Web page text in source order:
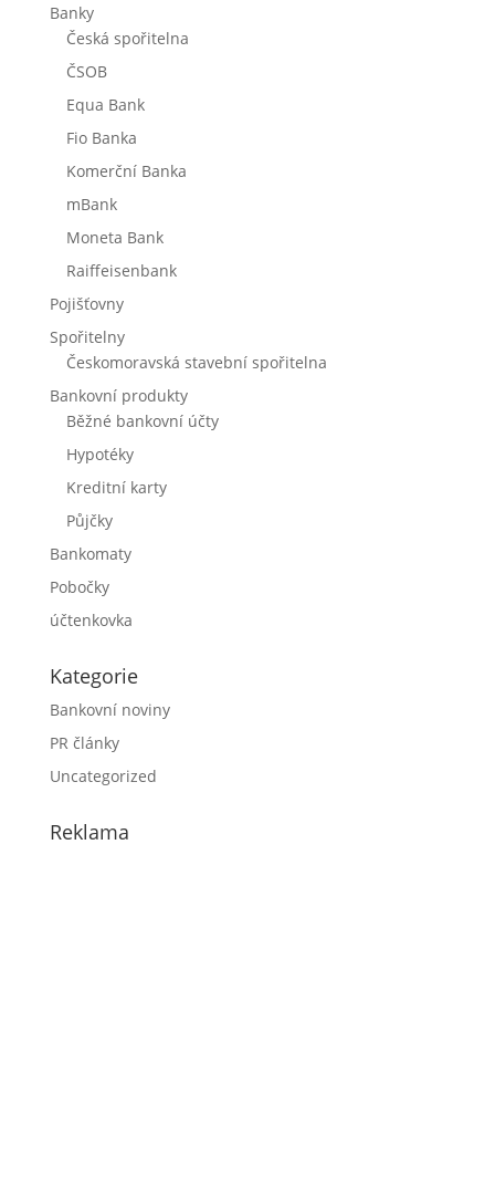
Banky
Česká spořitelna
ČSOB
Equa Bank
Fio Banka
Komerční Banka
mBank
Moneta Bank
Raiffeisenbank
Pojišťovny
Spořitelny
Českomoravská stavební spořitelna
Bankovní produkty
Běžné bankovní účty
Hypotéky
Kreditní karty
Půjčky
Bankomaty
Pobočky
účtenkovka
Kategorie
Bankovní noviny
PR články
Uncategorized
Reklama